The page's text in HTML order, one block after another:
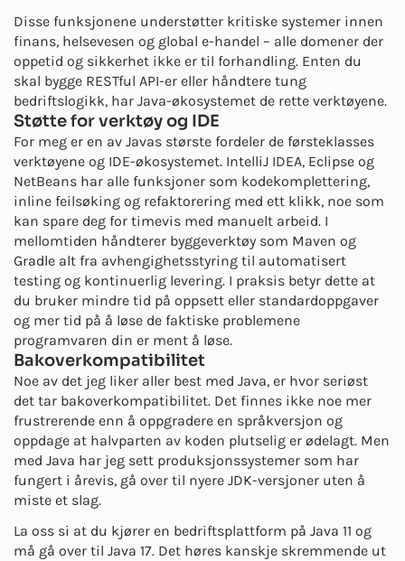
Disse funksjonene understøtter kritiske systemer innen
finans, helsevesen og global e-handel – alle domener der
oppetid og sikkerhet ikke er til forhandling. Enten du
skal bygge RESTful API-er eller håndtere tung
bedriftslogikk, har Java-økosystemet de rette verktøyene.
Støtte for verktøy og IDE
For meg er en av Javas største fordeler de førsteklasses
verktøyene og IDE-økosystemet. IntelliJ IDEA, Eclipse og
NetBeans har alle funksjoner som kodekomplettering,
inline feilsøking og refaktorering med ett klikk, noe som
kan spare deg for timevis med manuelt arbeid. I
mellomtiden håndterer byggeverktøy som Maven og
Gradle alt fra avhengighetsstyring til automatisert
testing og kontinuerlig levering. I praksis betyr dette at
du bruker mindre tid på oppsett eller standardoppgaver
og mer tid på å løse de faktiske problemene
programvaren din er ment å løse.
Bakoverkompatibilitet
Noe av det jeg liker aller best med Java, er hvor seriøst
det tar bakoverkompatibilitet. Det finnes ikke noe mer
frustrerende enn å oppgradere en språkversjon og
oppdage at halvparten av koden plutselig er ødelagt. Men
med Java har jeg sett produksjonssystemer som har
fungert i årevis, gå over til nyere JDK-versjoner uten å
miste et slag.
La oss si at du kjører en bedriftsplattform på Java 11 og
må gå over til Java 17. Det høres kanskje skremmende ut